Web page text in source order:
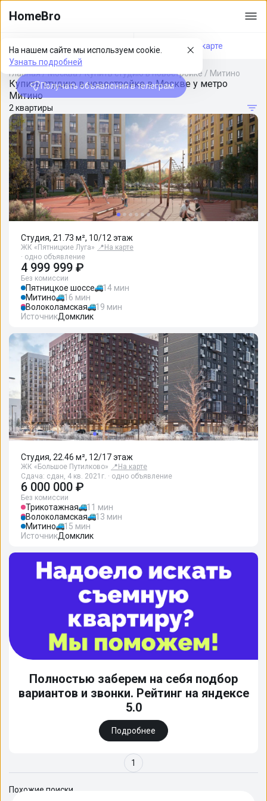
HomeBro
На нашем сайте мы используем cookie.
Узнать подробней
Получать объявления в телеграм
Фильтры На карте
Главная/Москва/Купить студию в новостройке / Митино
Купить студию в новостройке в Москве у метро
Митино
2 квартиры
Студия, 21.73 м², 10/12 этаж
ЖК «Пятницкие Луга» 📍 На карте
· одно объявление
4 999 999 ₽
Без комиссии
Пятницкое шоссе
14 мин
Митино
16 мин
Волоколамская
19 мин
ИсточникДомклик
Студия, 22.46 м², 12/17 этаж
ЖК «Большое Путилково» 📍 На карте
Сдача: сдан, 4 кв. 2021г. · одно объявление
6 000 000 ₽
Без комиссии
Трикотажная
11 мин
Волоколамская
13 мин
Митино
15 мин
ИсточникДомклик
Полностью заберем на себя подбор
вариантов и звонки. Рейтинг на яндексе
5.0
Подробнее
1
Похожие поиски